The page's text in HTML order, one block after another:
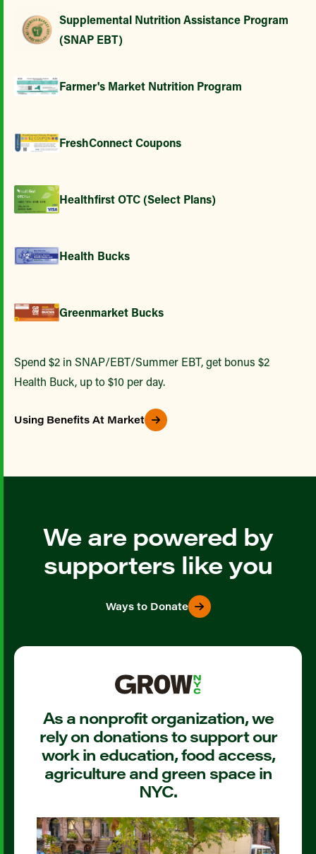
Supplemental Nutrition Assistance Program
(SNAP EBT)
Farmer's Market Nutrition Program
FreshConnect Coupons
Healthfirst OTC (Select Plans)
Health Bucks
Greenmarket Bucks
Spend $2 in SNAP/EBT/Summer EBT, get bonus $2
Health Buck, up to $10 per day.
Using Benefits At Market
We are powered by
supporters like you
Ways to Donate
As a nonprofit organization, we
rely on donations to support our
work in education, food access,
agriculture and green space in
NYC.